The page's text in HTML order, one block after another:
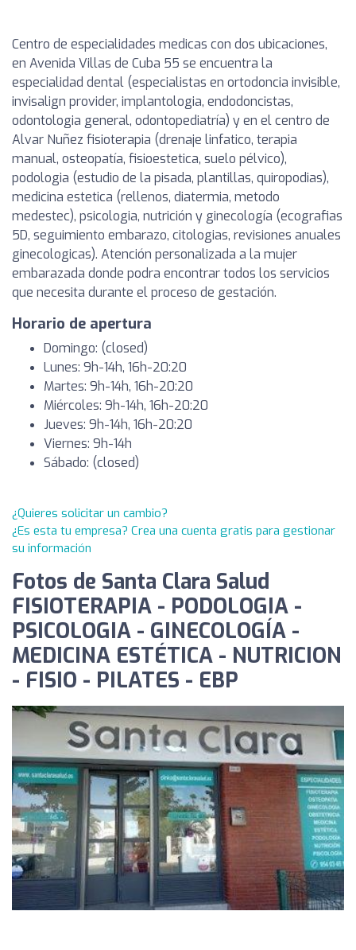
Centro de especialidades medicas con dos ubicaciones,
en Avenida Villas de Cuba 55 se encuentra la
especialidad dental (especialistas en ortodoncia invisible,
invisalign provider, implantologia, endodoncistas,
odontologia general, odontopediatría) y en el centro de
Alvar Nuñez fisioterapia (drenaje linfatico, terapia
manual, osteopatía, fisioestetica, suelo pélvico),
podologia (estudio de la pisada, plantillas, quiropodias),
medicina estetica (rellenos, diatermia, metodo
medestec), psicologia, nutrición y ginecología (ecografias
5D, seguimiento embarazo, citologias, revisiones anuales
ginecologicas). Atención personalizada a la mujer
embarazada donde podra encontrar todos los servicios
que necesita durante el proceso de gestación.
Horario de apertura
Domingo: (closed)
Lunes: 9h-14h, 16h-20:20
Martes: 9h-14h, 16h-20:20
Miércoles: 9h-14h, 16h-20:20
Jueves: 9h-14h, 16h-20:20
Viernes: 9h-14h
Sábado: (closed)
¿Quieres solicitar un cambio?
¿Es esta tu empresa? Crea una cuenta gratis para gestionar
su información
Fotos de Santa Clara Salud
FISIOTERAPIA - PODOLOGIA -
PSICOLOGIA - GINECOLOGÍA -
MEDICINA ESTÉTICA - NUTRICION
- FISIO - PILATES - EBP